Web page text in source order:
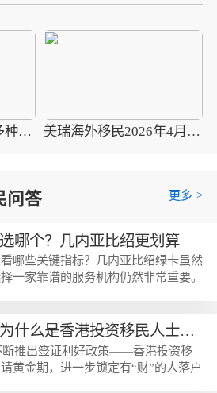
恭喜P先生获取满足多种需求的几内亚比绍永居卡 美瑞海外移民2026年4月10组圣多美护照成功案例分享
问答 更多 >
哪个？几内亚比绍更划算
哪些关键指标？几内亚比绍绿卡虽然
一家靠谱的服务机构仍然非常重要。
驻华使馆官方授权机构保持长期深度
连使馆官方渠道，费用公开透明、无
累了良好的口碑。办理过程中有哪些
虽然...
几内亚比绍绿卡为什么是香港投资移民人士的必备选择？
断推出签证利好政策——香港投资移
黄金期，进一步锁定有“财”的人落户